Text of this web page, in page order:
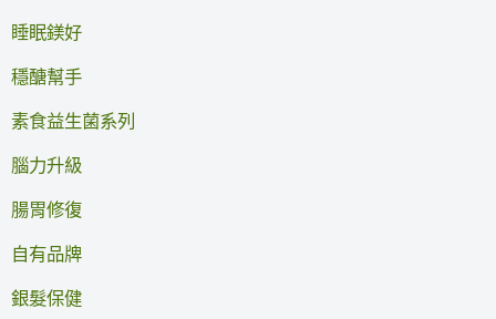
睡眠鎂好
穩醣幫手
素食益生菌系列
腦力升級
腸胃修復
自有品牌
銀髮保健